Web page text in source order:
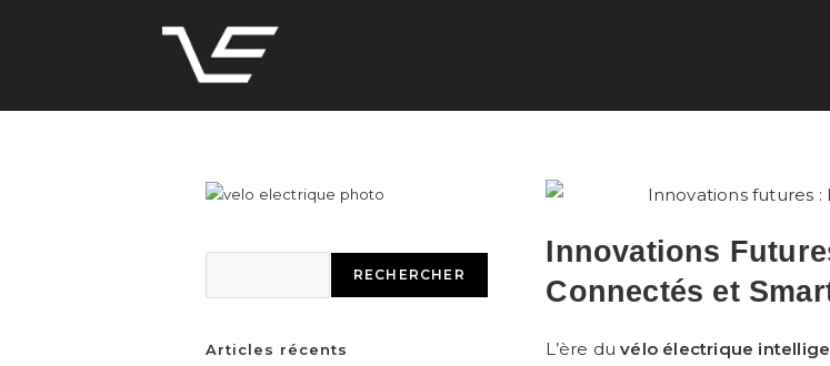
Innovations
Connectés et
L’ère duvélo électrique
RECHERCHER
Articles récents